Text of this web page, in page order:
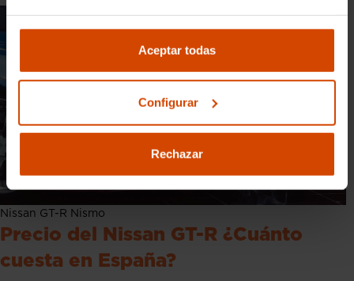
Aceptar todas
Configurar
Rechazar
Nissan GT-R Nismo
Precio del Nissan GT-R ¿Cuánto
cuesta en España?